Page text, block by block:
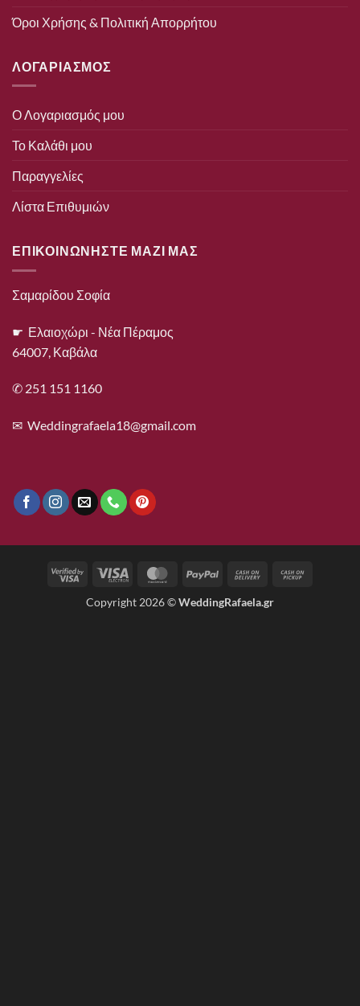
Όροι Χρήσης & Πολιτική Απορρήτου
ΛΟΓΑΡΙΑΣΜΟΣ
Ο Λογαριασμός μου
Το Καλάθι μου
Παραγγελίες
Λίστα Επιθυμιών
ΕΠΙΚΟΙΝΩΝΗΣΤΕ ΜΑΖΙ ΜΑΣ
Σαμαρίδου Σοφία
☛ Ελαιοχώρι - Νέα Πέραμος
64007, Καβάλα
✆ 251 151 1160
✉ Weddingrafaela18@gmail.com
Visa
Visa
MasterCardPayPal
Cash
Delivery
Copyright 2026 ©WeddingRafaela.gr